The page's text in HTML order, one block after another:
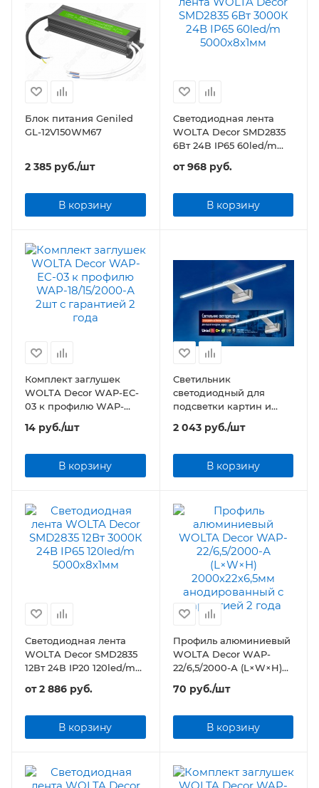
Блок питания Geniled
GL-12V150WM67
2 385 руб./шт
В корзину
Светодиодная лента
WOLTA Decor SMD2835
6Вт 24В IP65 60led/m
от968 руб.
В корзину
Комплект заглушек
WOLTA Decor WAP-EC-
03 к профилю WAP-
18/15/2000-А 2шт
14 руб./шт
В корзину
Светильник
светодиодный для
подсветки картин и
зеркал ULT-F32-9W/NW
IP20 SILVER
2 043руб./шт
В корзину
Светодиодная лента
WOLTA Decor SMD2835
12Вт 24В IP20 120led/m
от2 886 руб.
В корзину
Профиль алюминиевый
WOLTA Decor WAP-
22/6,5/2000-А (L×W×H)
2000х22х6,5мм
анодированный
70 руб./шт
В корзину